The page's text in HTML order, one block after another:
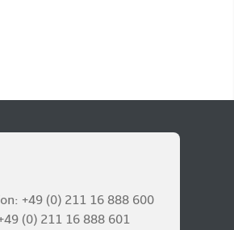
+49 (0) 211 16 888 600
(0) 211 16 888 601